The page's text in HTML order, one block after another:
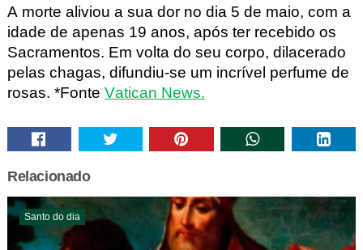
A morte aliviou a sua dor no dia 5 de maio, com a
idade de apenas 19 anos, após ter recebido os
Sacramentos. Em volta do seu corpo, dilacerado
pelas chagas, difundiu-se um incrível perfume de
rosas. *Fonte Vatican News.
Relacionado
Santo do dia